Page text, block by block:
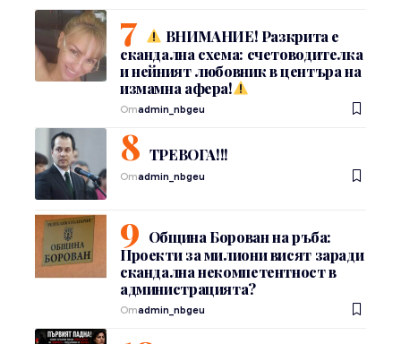
ВНИМАНИЕ! Разкрита е
скандална схема: счетоводителка
и нейният любовник в центъра на
измамна афера!
Отadmin_nbgeu
ТРЕВОГА!!!
Отadmin_nbgeu
Община Борован на ръба:
Проекти за милиони висят заради
скандална некомпетентност в
администрацията?
Отadmin_nbgeu